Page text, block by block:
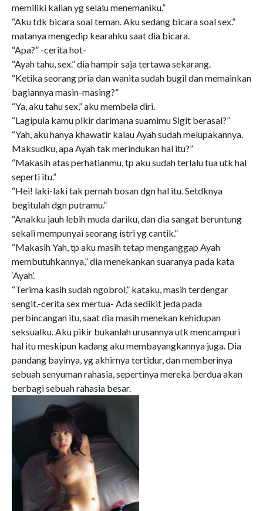
memiliki kalian yg selalu menemaniku.”
“Aku tdk bicara soal teman. Aku sedang bicara soal sex.”
matanya mengedip kearahku saat dia bicara.
“Apa?” -cerita hot-
“Ayah tahu, sex.” dia hampir saja tertawa sekarang.
“Ketika seorang pria dan wanita sudah bugil dan memainkan
bagiannya masin-masing?”
“Ya, aku tahu sex,” aku membela diri.
“Lagipula kamu pikir darimana suamimu Sigit berasal?”
“Yah, aku hanya khawatir kalau Ayah sudah melupakannya.
Maksudku, apa Ayah tak merindukan hal itu?”
“Makasih atas perhatianmu, tp aku sudah terlalu tua utk hal
seperti itu.”
“Hei! laki-laki tak pernah bosan dgn hal itu. Setdknya
begitulah dgn putramu.”
“Anakku jauh lebih muda dariku, dan dia sangat beruntung
sekali mempunyai seorang istri yg cantik.”
“Makasih Yah, tp aku masih tetap menganggap Ayah
membutuhkannya,” dia menekankan suaranya pada kata
‘Ayah’.
“Terima kasih sudah ngobrol,” kataku, masih terdengar
sengit.-cerita sex mertua- Ada sedikit jeda pada
perbincangan itu, saat dia masih menekan kehidupan
seksualku. Aku pikir bukanlah urusannya utk mencampuri
hal itu meskipun kadang aku membayangkannya juga. Dia
pandang bayinya, yg akhirnya tertidur, dan memberinya
sebuah senyuman rahasia, sepertinya mereka berdua akan
berbagi sebuah rahasia besar.